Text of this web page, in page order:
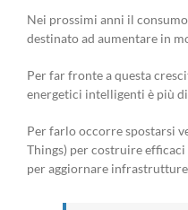
Nei prossimi anni il
destinato ad aumentare in
Per far fronte a questa
energetici intelligenti è più
Per farlo occorre spostarsi
Things) per costruire efficaci
per aggiornare